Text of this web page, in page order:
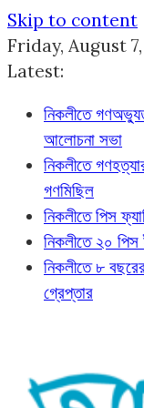
Skip to content
Friday, August
Latest:
নিকলীতে
আলোচনা সভা
নিকলীতে
গণমিছিল
নিকলীতে পিস
নিকলীতে ২০
নিকলীতে ৮
গ্রেপ্তার